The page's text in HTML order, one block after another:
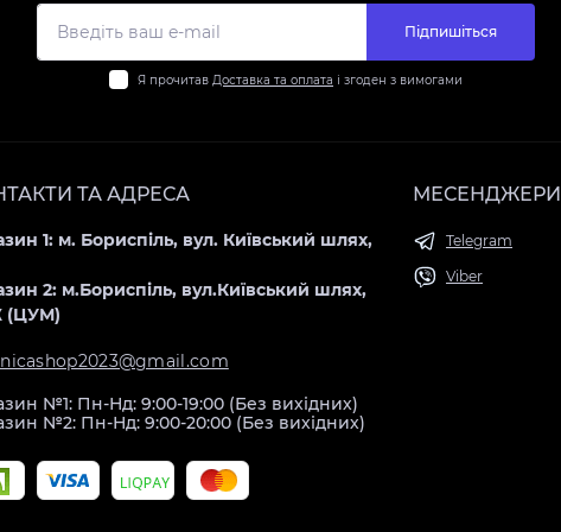
Підпишіться
Я прочитав Доставка та оплата і згоден з вимогами
ТА АДРЕСА
1: м. Бориспіль, вул. Київський шлях,
2: м.Бориспіль, вул.Київський шлях,
(ЦУМ)
№1: Пн-Нд: 9:00-19:00 (Без вихідних)
№2: Пн-Нд: 9:00-20:00 (Без вихідних)
МЕСЕНДЖЕРИ
Telegram
Viber